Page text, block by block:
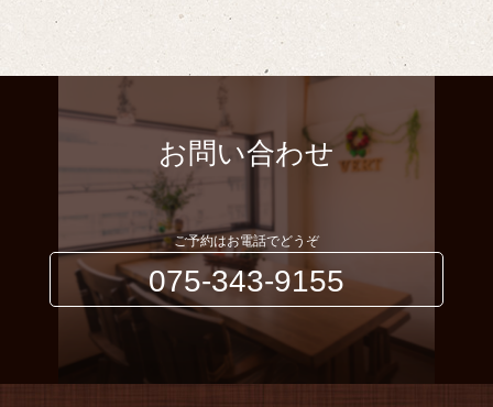
お問い合わせ
ご予約はお電話でどうぞ
075-343-9155